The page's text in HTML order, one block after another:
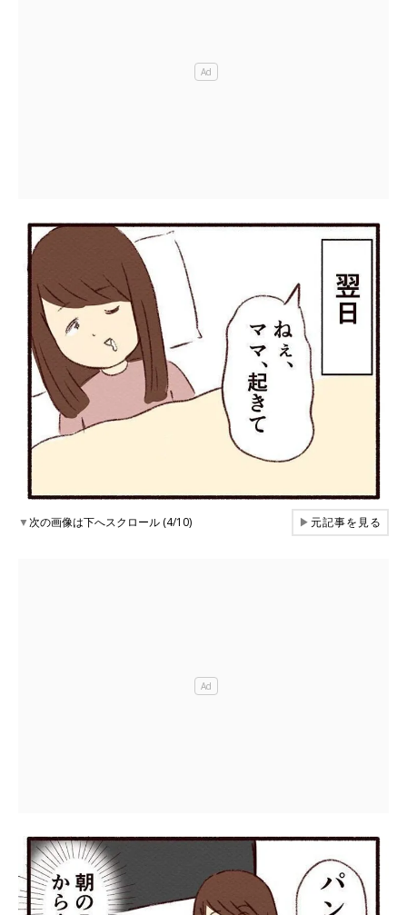
▼次の画像は下へスクロール (4/10) ▶元記事を見る